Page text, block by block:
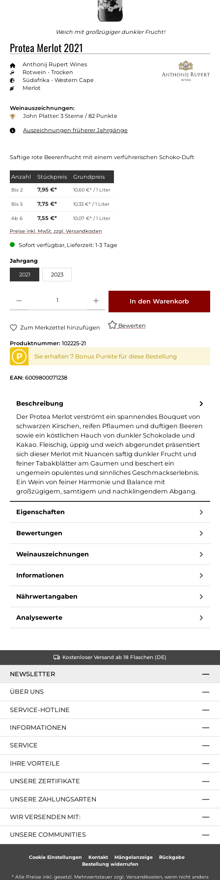
Weich mit großzügiger dunkler Frucht!
Protea Merlot 2021
Anthonij Rupert Wines
Rotwein - Trocken
Südafrika - Western Cape
Merlot
Weinauszeichnungen:
John Platter: 3 Sterne / 82 Punkte
Auszeichnungen früherer Jahrgänge
Saftige rote Beerenfrucht mit einem verführerischen Schoko-Duft
Anzahl Stückpreis Grundpreis
Bis2 7,95 €* 10,60 €* / 1 Liter
Bis5 7,75 €* 10,33 €* / 1 Liter
Ab6 7,55 €* 10,07 €* / 1 Liter
Preise inkl. MwSt. zzgl. Versandkosten
Sofort verfügbar, Lieferzeit: 1-3 Tage
Jahrgang
2021 2023
In den Warenkorb
Zum Merkzettel hinzufügen Bewerten
Produktnummer: 102225-21
P Sie erhalten 7 Bonus Punkte für diese Bestellung
EAN: 6009800071238
Beschreibung
Der Protea Merlot verströmt ein spannendes Bouquet von
schwarzen Kirschen, reifen Pflaumen und duftigen Beeren
sowie ein köstlichen Hauch von dunkler Schokolade und
Kakao. Fleischig, üppig und weich abgerundet präsentiert
sich dieser Merlot mit Nuancen saftig dunkler Frucht und
feiner Tabakblätter am Gaumen und beschert ein
ungemein opulentes und sinnliches Geschmackserlebnis.
Ein Wein von feiner Harmonie und Balance mit
großzügigem, samtigem und nachklingendem Abgang.
Eigenschaften
Bewertungen
Weinauszeichnungen
Informationen
Nährwertangaben
Analysewerte
Kostenloser Versand ab 18 Flaschen (DE)
NEWSLETTER
SERVICE-HOTLINE
IHRE VORTEILE
UNSERE ZAHLUNGSARTEN
ÜBER UNS
UNSERE ZERTIFIKATE
INFORMATIONEN
SERVICE
UNSERE COMMUNITIES
WIR VERSENDEN MIT:
Cookie Einstellungen Kontakt Mängelanzeige
Rückgabe
Bestellung widerrufen
* Alle Preise inkl. gesetzl. Mehrwertsteuer zzgl. Versandkosten, wenn nicht anders